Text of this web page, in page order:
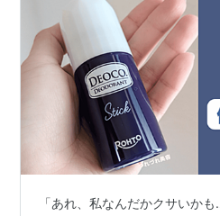
「あれ、私なんだかクサいか